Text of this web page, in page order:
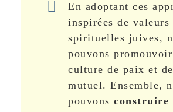
En adoptant ces
inspirées de valeurs
spirituelles juives,
pouvons
culture de paix et
mutuel. Ensemble,
pouvons construire